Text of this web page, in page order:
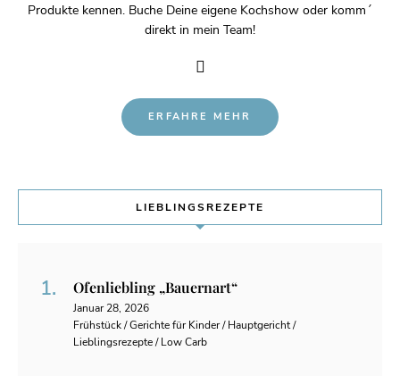
Produkte kennen. Buche Deine eigene Kochshow oder komm´
direkt in mein Team!
ERFAHRE MEHR
LIEBLINGSREZEPTE
Ofenliebling „Bauernart“
Januar 28, 2026
Frühstück / Gerichte für Kinder / Hauptgericht /
Lieblingsrezepte / Low Carb